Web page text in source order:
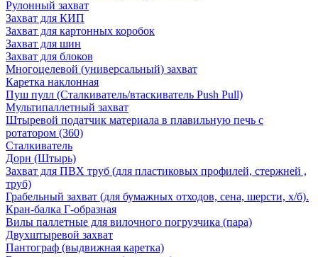
Рулонный захват
Захват для КИП
Захват для картонных коробок
Захват для шин
Захват для блоков
Многоцелевой (универсальный) захват
Каретка наклонная
Пуш пулл (Сталкиватель/втаскиватель Push Pull)
Мультипаллетный захват
Штыревой податчик материала в плавильную печь с
ротатором (360)
Сталкиватель
Дорн (Штырь)
Захват для ПВХ труб (для пластиковых профилей, стержней ,
труб)
Грабельный захват (для бумажных отходов, сена, шерсти, х/б).
Кран-балка Г-образная
Вилы паллетные для вилочного погрузчика (пара)
Двухштыревой захват
Пантограф (выдвижная каретка)